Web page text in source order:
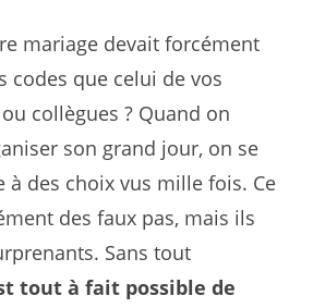
mariage devait forcément
codes que celui de vos
collègues ? Quand on
son grand jour, on se
à des choix vus mille fois. Ce
des faux pas, mais ils
Sans tout
tout à fait possible de